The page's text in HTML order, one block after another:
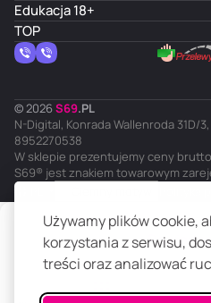
Używamy plików cookie,
korzystania z serwisu,
treści oraz analizować
Edukacja 18+
TOP
© 2026 S69.PL
N-Digital, Konrada Wallenroda 31D/3,
8952270538
W sklepie prezentujemy ceny
S69® jest znakiem towarowym